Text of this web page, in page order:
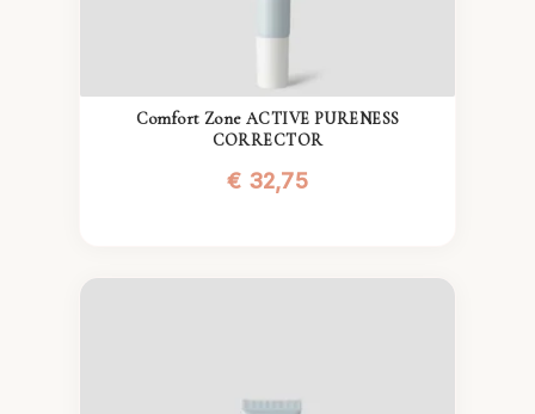
Comfort Zone ACTIVE PURENESS
CORRECTOR
€ 32,75